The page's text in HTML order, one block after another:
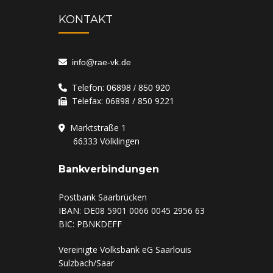
KONTAKT
info@rae-vk.de
Telefon:06898 / 850 920
Telefax: 06898 / 850 9221
Marktstraße 1
‏‏‎ ‎‏‏‎ ‎‏‏‎ ‎‏‏‎ ‎‏‏‎ ‎‏‏‏‎ ‎66333Völklingen
Bankverbindungen
Postbank Saarbrücken
IBAN: DE08 5901 0066 0045 2956 63
BIC: PBNKDEFF
Vereinigte Volksbank eG Saarlouis
Sulzbach/Saar